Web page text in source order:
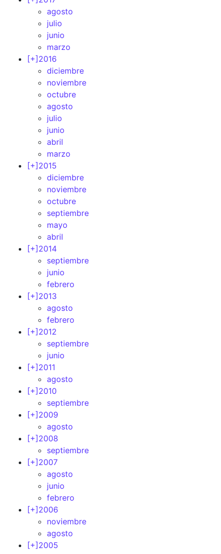
agosto
julio
junio
marzo
[+] 2016
diciembre
noviembre
octubre
agosto
julio
junio
abril
marzo
[+] 2015
diciembre
noviembre
octubre
septiembre
mayo
abril
[+] 2014
septiembre
junio
febrero
[+] 2013
agosto
febrero
[+] 2012
septiembre
junio
[+] 2011
agosto
[+] 2010
septiembre
[+] 2009
agosto
[+] 2008
septiembre
[+] 2007
agosto
junio
febrero
[+] 2006
noviembre
agosto
[+] 2005